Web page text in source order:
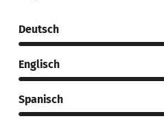
Deutsch
Englisch
Spanisch